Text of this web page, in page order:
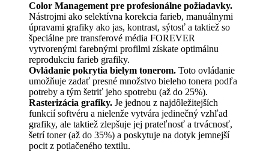
Color Management pre profesionálne požiadavky.
Nástrojmi ako selektívna korekcia farieb, manuálnymi
úpravami grafiky ako jas, kontrast, sýtosť a taktiež so
špeciálne pre transferové média FOREVER
vytvorenými farebnými profilmi získate optimálnu
reprodukciu farieb grafiky.
Ovládanie pokrytia bielym tonerom. Toto ovládanie
umožňuje zadať presné množstvo bieleho tonera podľa
potreby a tým šetriť jeho spotrebu (až do 25%).
Rasterizácia grafiky. Je jednou z najdôležitejších
funkcií softvéru a nielenže vytvára jedinečný vzhľad
grafiky, ale taktiež zlepšuje jej prateľnosť a trvácnosť,
šetrí toner (až do 35%) a poskytuje na dotyk jemnejší
pocit z potlačeného textilu.